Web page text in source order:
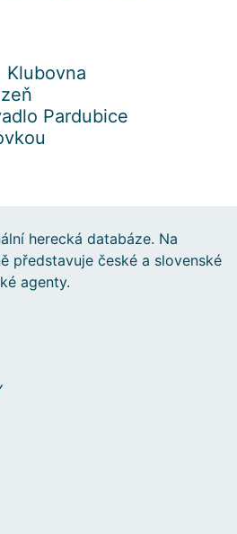
Klubovna
Pardubice
herecká databáze. Na
představuje české a slovenské
agenty.